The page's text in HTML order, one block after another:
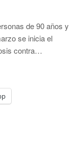
de 90 años y
se inicia el
contra…